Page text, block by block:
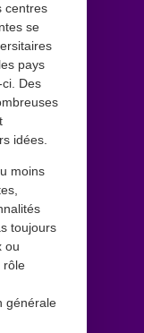
centres
se
pays
ci. Des
idées.
moins
toujours
ou
rôle
générale